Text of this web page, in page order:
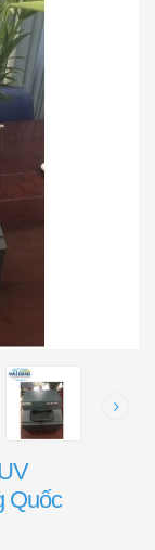
Quốc